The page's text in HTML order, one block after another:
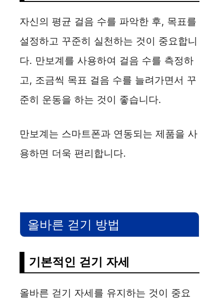
자신의 평균 걸음 수를 파악한 후, 목표를
설정하고 꾸준히 실천하는 것이 중요합니
다. 만보계를 사용하여 걸음 수를 측정하
고, 조금씩 목표 걸음 수를 늘려가면서 꾸
준히 운동을 하는 것이 좋습니다.
만보계는 스마트폰과 연동되는 제품을 사
용하면 더욱 편리합니다.
올바른 걷기 방법
기본적인 걷기 자세
올바른 걷기 자세를 유지하는 것이 중요